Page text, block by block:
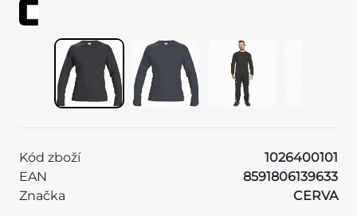
Kód zboží
1026400101
EAN
8591806139633
Značka
CERVA